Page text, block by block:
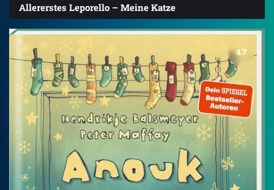
Allererstes Leporello – Meine Katze
4.7